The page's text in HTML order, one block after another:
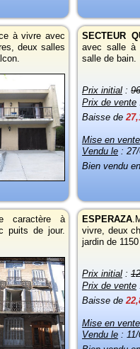
à vivre avec
deux salles
SECTEUR
avec salle à
salle de bain.
Prix initial:
Prix de vente
Baisse de
Mise en
Vendu le :
Bien vendu
caractère à
puits de jour.
ESPERAZA
vivre, deux
jardin de
Prix initial:
Prix de vente
Baisse de
Mise en
Vendu le :